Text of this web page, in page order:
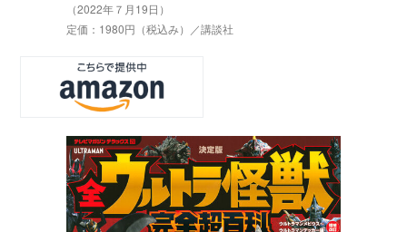
（2022年７月19日）
定価：1980円（税込み）／講談社